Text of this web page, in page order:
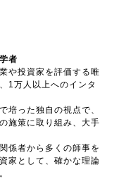
者
や投資家を評価する唯
1万人以上へのインタ
培った独自の視点で、
施策に取り組み、大手
係者から多くの師事を
家として、確かな理論